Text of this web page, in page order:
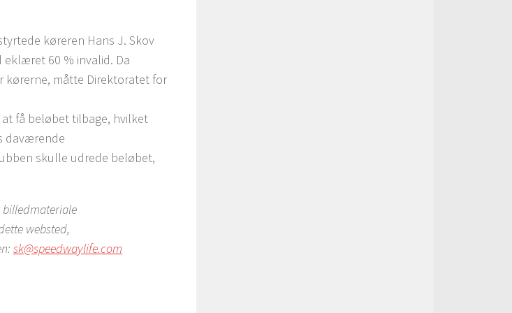
køreren Hans J. Skov
60 % invalid. Da
kørerne, måtte Direktoratet for
få beløbet tilbage, hvilket
daværende
skulle udrede beløbet,
websted,
sk@speedwaylife.com